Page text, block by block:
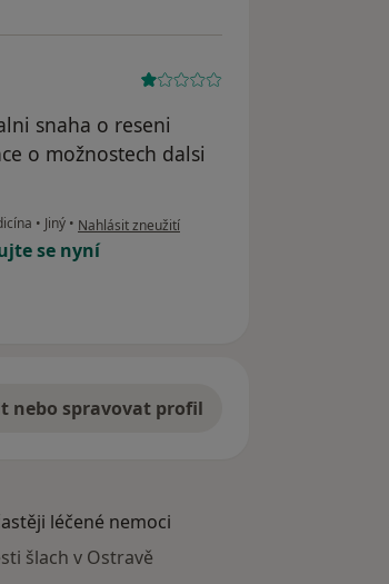
snaha o reseni
o možnostech dalsi
• Jiný • podle názoru uživatele jan
Nahlásit zneužití
se nyní
nebo spravovat profil
léčené nemoci
šlach v Ostravě